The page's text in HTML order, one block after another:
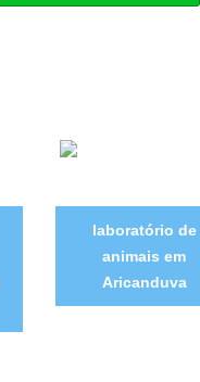
laboratório de
animais em
Aricanduva